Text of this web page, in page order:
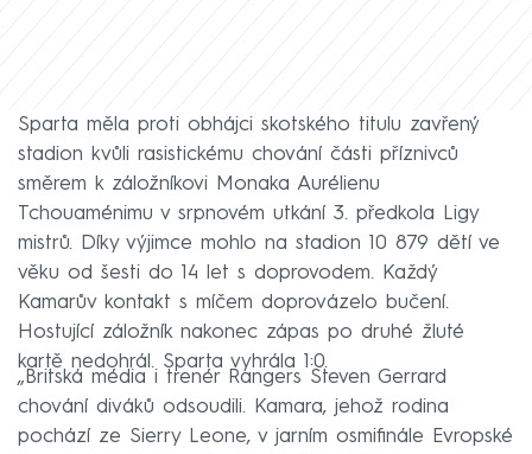
Sparta měla proti obhájci skotského titulu zavřený
stadion kvůli rasistickému chování části příznivců
směrem k záložníkovi Monaka Aurélienu
Tchouaménimu v srpnovém utkání 3. předkola Ligy
mistrů. Díky výjimce mohlo na stadion 10 879 dětí ve
věku od šesti do 14 let s doprovodem. Každý
Kamarův kontakt s míčem doprovázelo bučení.
Hostující záložník nakonec zápas po druhé žluté
kartě nedohrál. Sparta vyhrála 1:0.
„Britská média i trenér Rangers Steven Gerrard
chování diváků odsoudili. Kamara, jehož rodina
pochází ze Sierry Leone, v jarním osmifinále Evropské